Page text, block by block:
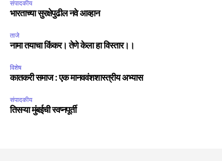
संपादकीय
भारताच्या सुरक्षेपुढील नवे आव्हान
ताजे
नामा तयाचा किंकर। तेणे केला हा विस्तार।।
विशेष
कातकरी समाज : एक मानववंशशास्त्रीय अभ्यास
संपादकीय
तिसऱ्या मुंबईची स्वप्नपूर्ती